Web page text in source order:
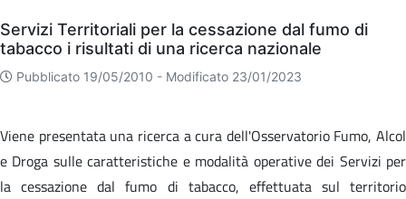
Eventi
Servizi Territoriali per la cessazione dal fumo di
tabacco i risultati di una ricerca nazionale
Pubblicato 19/05/2010 - Modificato 23/01/2023
Viene presentata una ricerca a cura dell'Osservatorio Fumo, Alcol
e Droga sulle caratteristiche e modalità operative dei Servizi per
la cessazione dal fumo di tabacco, effettuata sul territorio